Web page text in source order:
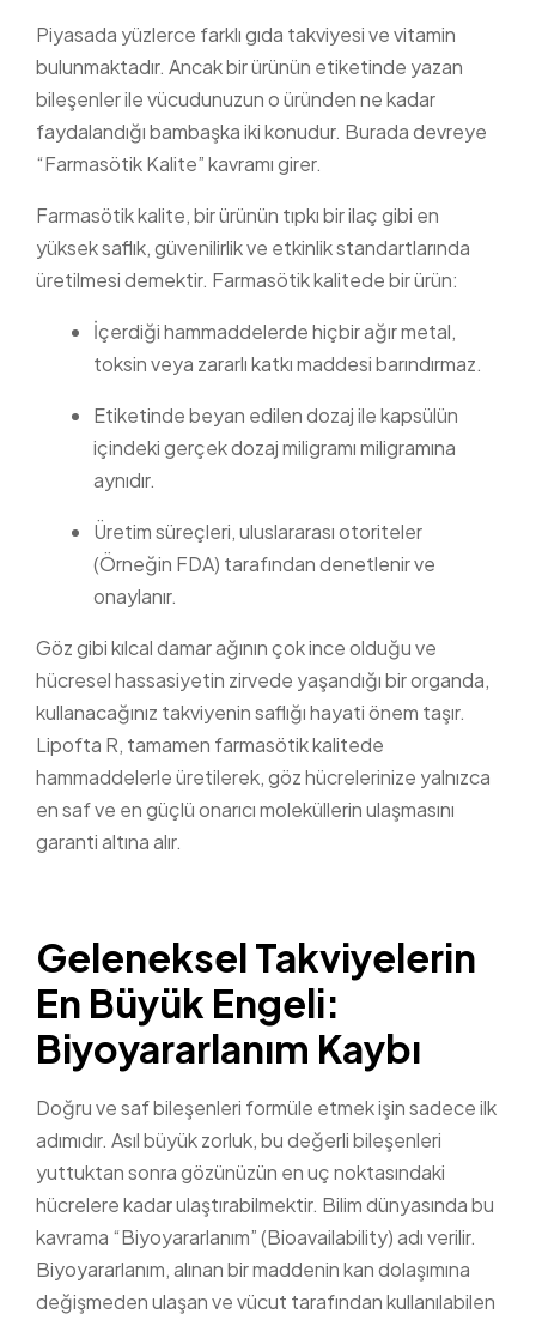
Piyasada yüzlerce farklı gıda takviyesi ve vitamin
bulunmaktadır. Ancak bir ürünün etiketinde yazan
bileşenler ile vücudunuzun o üründen ne kadar
faydalandığı bambaşka iki konudur. Burada devreye
“Farmasötik Kalite” kavramı girer.
Farmasötik kalite, bir ürünün tıpkı bir ilaç gibi en
yüksek saflık, güvenilirlik ve etkinlik standartlarında
üretilmesi demektir. Farmasötik kalitede bir ürün:
İçerdiği hammaddelerde hiçbir ağır metal,
toksin veya zararlı katkı maddesi barındırmaz.
Etiketinde beyan edilen dozaj ile kapsülün
içindeki gerçek dozaj miligramı miligramına
aynıdır.
Üretim süreçleri, uluslararası otoriteler
(Örneğin FDA) tarafından denetlenir ve
onaylanır.
Göz gibi kılcal damar ağının çok ince olduğu ve
hücresel hassasiyetin zirvede yaşandığı bir organda,
kullanacağınız takviyenin saflığı hayati önem taşır.
Lipofta R, tamamen farmasötik kalitede
hammaddelerle üretilerek, göz hücrelerinize yalnızca
en saf ve en güçlü onarıcı moleküllerin ulaşmasını
garanti altına alır.
Geleneksel Takviyelerin
En Büyük Engeli:
Biyoyararlanım Kaybı
Doğru ve saf bileşenleri formüle etmek işin sadece ilk
adımıdır. Asıl büyük zorluk, bu değerli bileşenleri
yuttuktan sonra gözünüzün en uç noktasındaki
hücrelere kadar ulaştırabilmektir. Bilim dünyasında bu
kavrama “Biyoyararlanım” (Bioavailability) adı verilir.
Biyoyararlanım, alınan bir maddenin kan dolaşımına
değişmeden ulaşan ve vücut tarafından kullanılabilen